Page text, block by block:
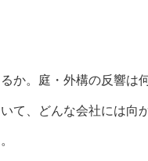
。庭・外構の反響は
て、どんな会社には向